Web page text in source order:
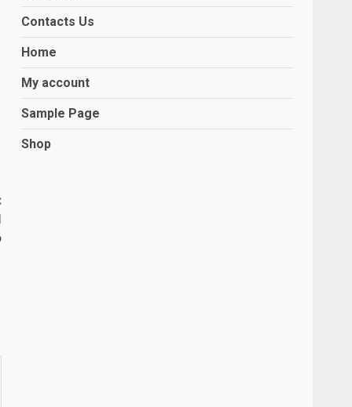
Contacts Us
Home
My account
Sample Page
Shop